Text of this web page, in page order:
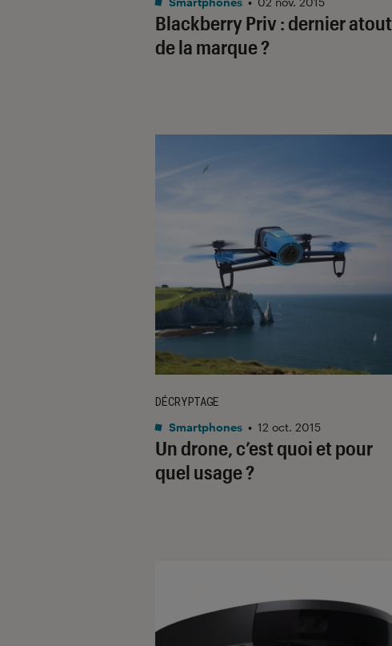
Blackberry Priv : dernier atout
de la marque ?
Un drone, c’est quoi et pour
quel usage ?
DÉCRYPTAGE
Smartphones • 12 oct. 2015